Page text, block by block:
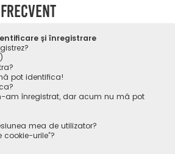
și înregistrare
pot identifica!
am înregistrat, dar acum nu mă pot
mea de utilizator?
cookie-urile”?